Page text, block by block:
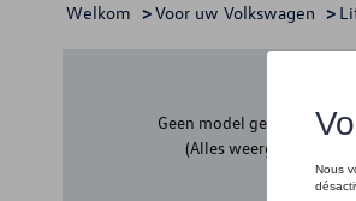
Welkom >Voor uw Volkswagen >
Geen model geselecteerd
(Alles weergeven)